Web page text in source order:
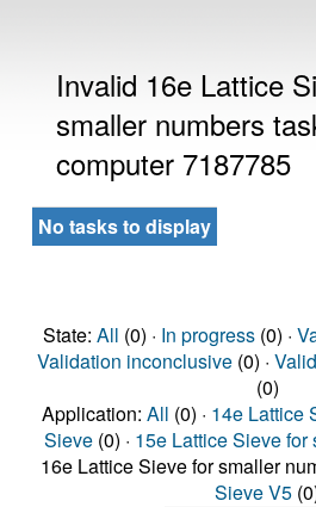
Invalid 16e Lattice
smaller numbers
computer 7187785
No tasks to display
State: All (0) · In progress(0) ·
Validation inconclusive(0) · Valid
(0)
Application: All (0) · 14e Lattice
Sieve (0) · 15e Lattice Sieve
16e Lattice Sieve for smaller
Sieve V5